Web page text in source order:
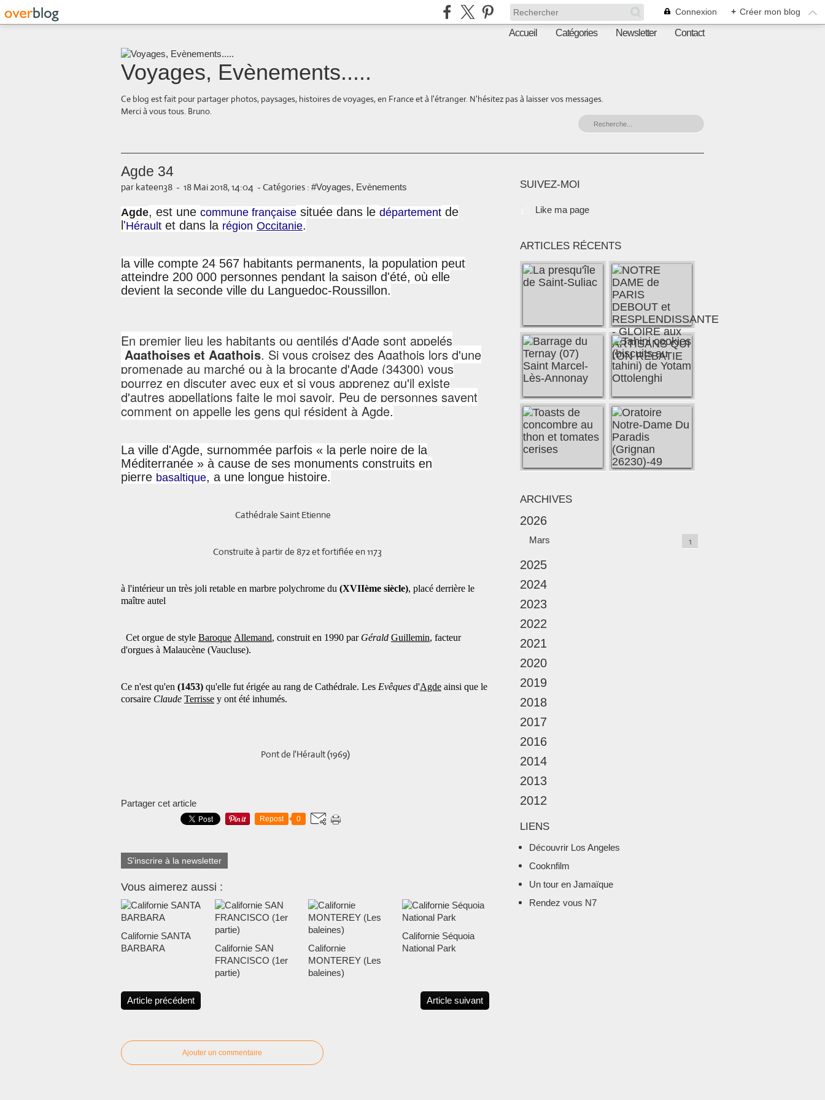
Connexion + Créer mon blog
Accueil Catégories Newsletter Contact
Voyages, Evènements.....
Ce blog est fait pour partager photos, paysages, histoires de voyages, en France et à l'étranger. N'hésitez pas à laisser vos messages.
Merci à vous tous. Bruno.
Agde 34
par kateen38 - 18 Mai 2018, 14:04 - Catégories : #Voyages, Evènements
Agde, est une commune française située dans le département de
l'Hérault et dans la région Occitanie.
la ville compte 24 567 habitants permanents, la population peut
atteindre 200 000 personnes pendant la saison d'été, où elle
devient la seconde ville du Languedoc-Roussillon.
En premier lieu les habitants ou gentilés d'Agde sont appelés
Agathoises et Agathois. Si vous croisez des Agathois lors d'une
promenade au marché ou à la brocante d'Agde (34300) vous
pourrez en discuter avec eux et si vous apprenez qu'il existe
d'autres appellations faite le moi savoir. Peu de personnes savent
comment on appelle les gens qui résident à Agde.
La ville d'Agde, surnommée parfois « la perle noire de la
Méditerranée » à cause de ses monuments construits en
pierre basaltique, a une longue histoire.
Cathédrale Saint Etienne
Construite à partir de 872 et fortifiée en 1173
à l'intérieur un très joli retable en marbre polychrome du (XVIIème siècle), placé derrière le
maître autel
Cet orgue de style Baroque Allemand, construit en 1990 par Gérald Guillemin, facteur
d'orgues à Malaucène (Vaucluse).
Ce n'est qu'en (1453) qu'elle fut érigée au rang de Cathédrale. Les Evêques d'Agde ainsi que le
corsaire Claude Terrisse y ont été inhumés.
Pont de l'Hérault (1969)
Partager cet article
Repost 0
S'inscrire à la newsletter
Vous aimerez aussi :
Californie SANTA
BARBARA
Californie SAN
FRANCISCO (1er
partie)
Californie
MONTEREY (Les
baleines)
Californie Séquoia
National Park
Article précédent Article suivant
Ajouter un commentaire
SUIVEZ-MOI
Like ma page
ARTICLES RÉCENTS
ARCHIVES
2026
Mars 1
2025
2024
2023
2022
2021
2020
2019
2018
2017
2016
2014
2013
2012
LIENS
Découvrir Los Angeles
Cooknfilm
Un tour en Jamaïque
Rendez vous N7